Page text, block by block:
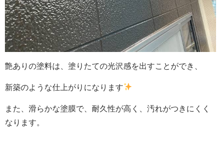
艶ありの塗料は、塗りたての光沢感を出すことができ、
新築のような仕上がりになります
また、滑らかな塗膜で、耐久性が高く、汚れがつきにくく
なります。